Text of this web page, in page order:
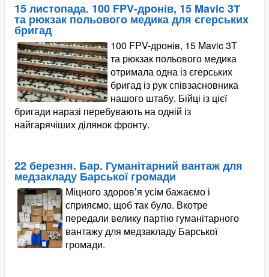
15 листопада. 100 FPV-дронів, 15 Mavic 3Т
та рюкзак польового медика для єгерських
бригад
100 FPV-дронів, 15 Mavic 3Т
та рюкзак польового медика
отримала одна із єгерських
бригад із рук співзасновника
нашого штабу. Бійці із цієї
бригади наразі перебувають на одній із
найгарячіших ділянок фронту.
22 березня. Бар. Гуманітарний вантаж для
медзакладу Барської громади
Міцного здоровʼя усім бажаємо і
сприяємо, щоб так було. Вкотре
передали велику партію гуманітарного
вантажу для медзакладу Барської
громади.